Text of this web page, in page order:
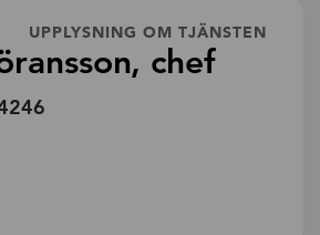
UPPLYSNING OM TJÄNSTEN
chef